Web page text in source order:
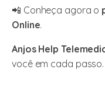
📲 Conheça agora o
Online.
Anjos Help
você em cada passo.